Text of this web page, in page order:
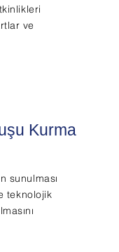
ve
Kurma
sunulması
teknolojik